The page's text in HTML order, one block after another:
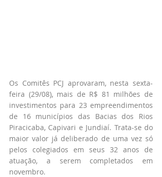
Os Comitês PCJ aprovaram, nesta sexta-
feira (29/08), mais de R$ 81 milhões de
investimentos para 23 empreendimentos
de 16 municípios das Bacias dos Rios
Piracicaba, Capivari e Jundiaí. Trata-se do
maior valor já deliberado de uma vez só
pelos colegiados em seus 32 anos de
atuação, a serem completados em
novembro.